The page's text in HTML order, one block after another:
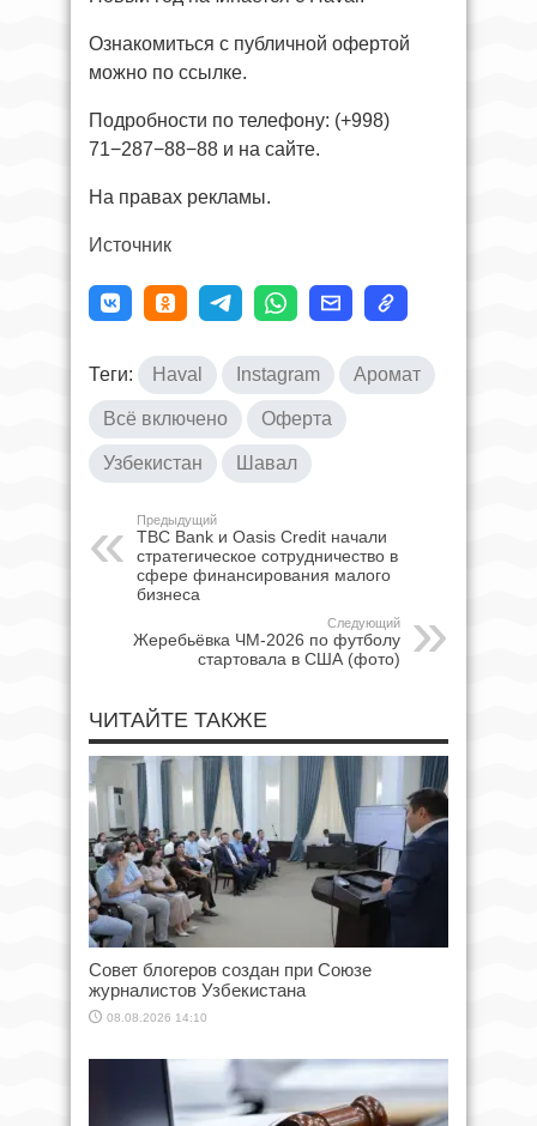
Ознакомиться с публичной офертой
можно по ссылке.
Подробности по телефону: (+998)
71−287−88−88 и на cайте.
На правах рекламы.
Источник
Теги: Haval Instagram Аромат
Всё включено Оферта
Узбекистан Шавал
Предыдущий
TBC Bank и Oasis Credit начали
стратегическое сотрудничество в
сфере финансирования малого
бизнеса
Следующий
Жеребьёвка ЧМ-2026 по футболу
стартовала в США (фото)
ЧИТАЙТЕ ТАКЖЕ
Совет блогеров создан при Союзе
журналистов Узбекистана
08.08.2026 14:10